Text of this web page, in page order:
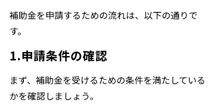
補助金を申請するための流れは、以下の通りで
す。
1.申請条件の確認
まず、補助金を受けるための条件を満たしている
かを確認しましょう。